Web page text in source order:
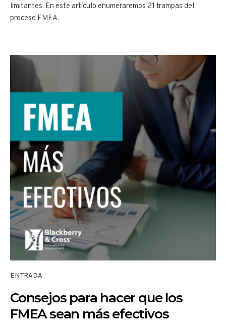
limitantes. En este artículo enumeraremos 21 trampas del
proceso FMEA.
ENTRADA
Consejos para hacer que los
FMEA sean más efectivos